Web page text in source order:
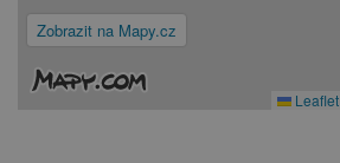
Zobrazit na Mapy.cz
Leaflet